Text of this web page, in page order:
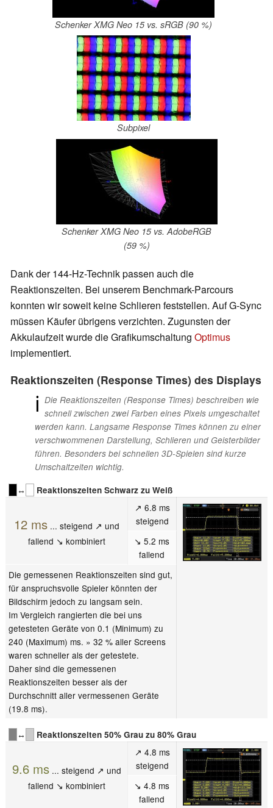
Schenker XMG Neo 15 vs. sRGB (90 %)
Subpixel
Schenker XMG Neo 15 vs. AdobeRGB
(59 %)
Dank der 144-Hz-Technik passen auch die
Reaktionszeiten. Bei unserem Benchmark-Parcours
konnten wir soweit keine Schlieren feststellen. Auf G-Sync
müssen Käufer übrigens verzichten. Zugunsten der
Akkulaufzeit wurde die Grafikumschaltung Optimus
implementiert.
Reaktionszeiten (Response Times) des Displays
ℹ Die Reaktionszeiten (Response Times) beschreiben wie
schnell zwischen zwei Farben eines Pixels umgeschaltet
werden kann. Langsame Response Times können zu einer
verschwommenen Darstellung, Schlieren und Geisterbilder
führen. Besonders bei schnellen 3D-Spielen sind kurze
Umschaltzeiten wichtig.
↔
Reaktionszeiten Schwarz zu Weiß
12 ms... steigend ↗ und
fallend ↘ kombiniert
↗ 6.8 ms
steigend
↘ 5.2 ms
fallend
Die gemessenen Reaktionszeiten sind gut,
für anspruchsvolle Spieler könnten der
Bildschirm jedoch zu langsam sein.
Im Vergleich rangierten die bei uns
getesteten Geräte von 0.1 (Minimum) zu
240 (Maximum) ms. » 32 % aller Screens
waren schneller als der getestete.
Daher sind die gemessenen
Reaktionszeiten besser als der
Durchschnitt aller vermessenen Geräte
(19.8 ms).
↔ Reaktionszeiten 50% Grau zu 80% Grau
9.6 ms... steigend ↗ und
fallend ↘ kombiniert
↗ 4.8 ms
steigend
↘ 4.8 ms
fallend